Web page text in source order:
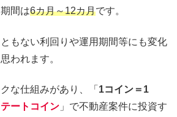
間は6カ月～12カ月です。
もない利回りや運用期間等にも変化
われます。
な仕組みがあり、「 1コイン＝1
ートコイン 」で不動産案件に投資す